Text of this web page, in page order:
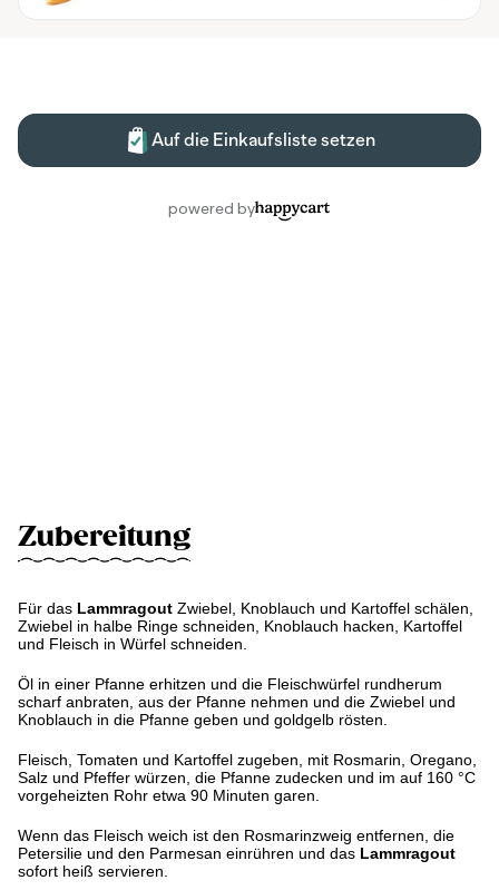
Zubereitung
Für das Lammragout Zwiebel, Knoblauch und Kartoffel schälen,
Zwiebel in halbe Ringe schneiden, Knoblauch hacken, Kartoffel
und Fleisch in Würfel schneiden.
Öl in einer Pfanne erhitzen und die Fleischwürfel rundherum
scharf anbraten, aus der Pfanne nehmen und die Zwiebel und
Knoblauch in die Pfanne geben und goldgelb rösten.
Fleisch, Tomaten und Kartoffel zugeben, mit Rosmarin, Oregano,
Salz und Pfeffer würzen, die Pfanne zudecken und im auf 160 °C
vorgeheizten Rohr etwa 90 Minuten garen.
Wenn das Fleisch weich ist den Rosmarinzweig entfernen, die
Petersilie und den Parmesan einrühren und das Lammragout
sofort heiß servieren.